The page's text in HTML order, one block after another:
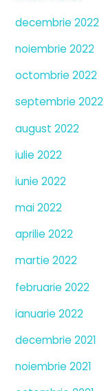
decembrie 2022
noiembrie 2022
octombrie 2022
septembrie 2022
august 2022
iulie 2022
iunie 2022
mai 2022
aprilie 2022
martie 2022
februarie 2022
ianuarie 2022
decembrie 2021
noiembrie 2021